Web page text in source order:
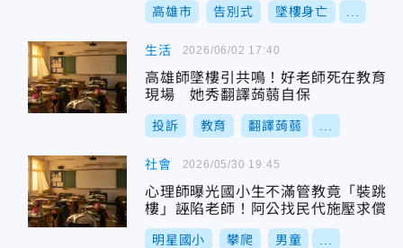
高雄市 告別式 墜樓身亡
生活
高雄師墜樓引共鳴！好老師死在教育
現場 她秀翻譯蒟蒻自保
投訴 教育 翻譯蒟蒻
2026/06/02 17:40
社會
心理師曝光國小生不滿管教竟「裝跳
樓」誣陷老師！阿公找民代施壓求償
明星國小 攀爬 男童
2026/05/30 19:45